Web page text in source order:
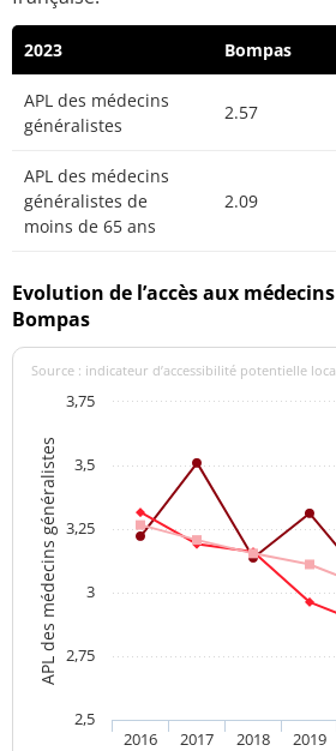
2023 Bompas
APL des médecins
généralistes
2.57
APL des médecins
généralistes de
moins de 65 ans
2.09
Evolution de l’accès aux
Bompas
APL des médecins généralistes
Source : indicateur d’accessibilité potentielle
2016 2017 2018 2019
2,5
2,75
3
3,25
3,5
3,75